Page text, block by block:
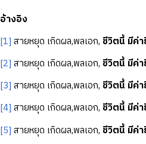
อ้างอิง
[1] สายหยุด เกิดผล,พลเอก, ชีวิตนี้ มีค่
[2] สายหยุด เกิดผล,พลเอก, ชีวิตนี้ มีค่
[3] สายหยุด เกิดผล,พลเอก, ชีวิตนี้ มีค่
[4] สายหยุด เกิดผล,พลเอก, ชีวิตนี้ มีค่
[5] สายหยุด เกิดผล,พลเอก, ชีวิตนี้ มีค่